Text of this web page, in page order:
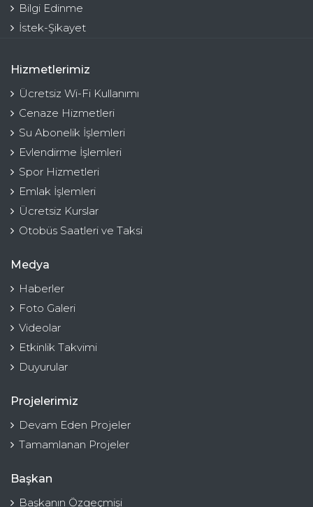
Bilgi Edinme
İstek-Şikayet
Hizmetlerimiz
Ücretsiz Wi-Fi Kullanımı
Cenaze Hizmetleri
Su Abonelik İşlemleri
Evlendirme İşlemleri
Spor Hizmetleri
Emlak İşlemleri
Ücretsiz Kurslar
Otobüs Saatleri ve Taksi
Medya
Haberler
Foto Galeri
Videolar
Etkinlik Takvimi
Duyurular
Projelerimiz
Devam Eden Projeler
Tamamlanan Projeler
Başkan
Başkanın Özgeçmişi